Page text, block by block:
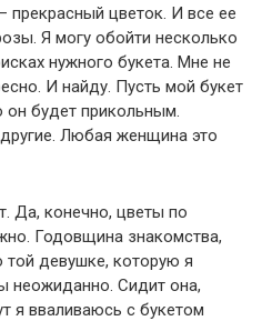
цветок. И все ее
Я могу обойти несколько
нужного букета. Мне не
И найду. Пусть мой букет
он будет прикольным.
Любая женщина это
Да, конечно, цветы по
Годовщина знакомства,
девушке, которую я
неожиданно. Сидит она,
я вваливаюсь с букетом